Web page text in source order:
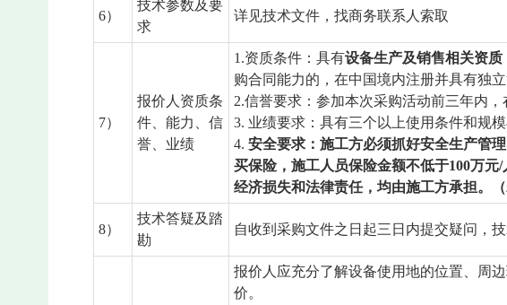
6）
技术参数及要
求
详见技术文件，找商务联系人索取
7）
报价人资质条
件、能力、信
誉、业绩
1.资质条件：具有设备生产及销售相关资质
购合同能力的，在中国境内注册并具有独立
2.信誉要求：参加本次采购活动前三年内
3. 业绩要求：具有三个以上使用条件和规
4. 安全要求：施工方必须抓好安全生产管
买保险，施工人员保险金额不低于100万元/
经济损失和法律责任，均由施工方承担。
（
8）
技术答疑及踏
勘
自收到采购文件之日起三日内提交疑问，
报价人应充分了解设备使用地的位置、周
价。